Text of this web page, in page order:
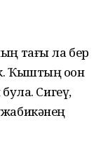
тағы ла бер
Ҡыштың оҙон
Сигеү,